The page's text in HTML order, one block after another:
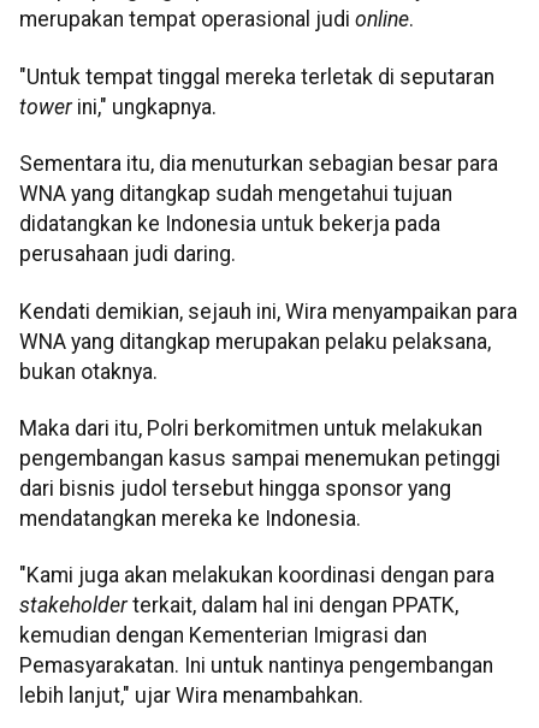
merupakan tempat operasional judi online.
"Untuk tempat tinggal mereka terletak di seputaran
towerini," ungkapnya.
Sementara itu, dia menuturkan sebagian besar para
WNA yang ditangkap sudah mengetahui tujuan
didatangkan ke Indonesia untuk bekerja pada
perusahaan judi daring.
Kendati demikian, sejauh ini, Wira menyampaikan para
WNA yang ditangkap merupakan pelaku pelaksana,
bukan otaknya.
Maka dari itu, Polri berkomitmen untuk melakukan
pengembangan kasus sampai menemukan petinggi
dari bisnis judol tersebut hingga sponsor yang
mendatangkan mereka ke Indonesia.
"Kami juga akan melakukan koordinasi dengan para
stakeholderterkait, dalam hal ini dengan PPATK,
kemudian dengan Kementerian Imigrasi dan
Pemasyarakatan. Ini untuk nantinya pengembangan
lebih lanjut," ujar Wira menambahkan.